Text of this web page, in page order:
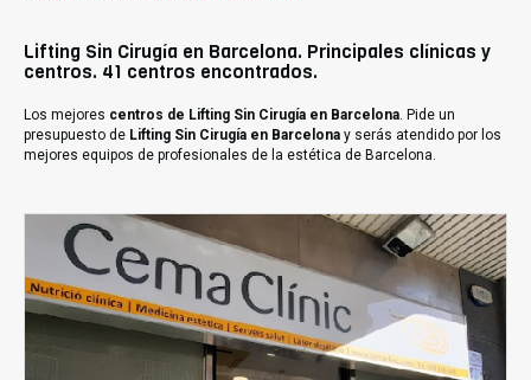
Lifting Sin Cirugía en Barcelona. Principales clínicas y
centros. 41 centros encontrados.
Los mejores centros de Lifting Sin Cirugía en Barcelona. Pide un
presupuesto de Lifting Sin Cirugía en Barcelona y serás atendido por los
mejores equipos de profesionales de la estética de Barcelona.